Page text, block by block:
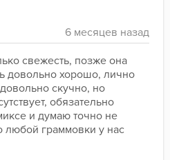
свежесть, позже она
довольно хорошо, лично
скучно, но
обязательно
и думаю точно не
любой граммовки у нас